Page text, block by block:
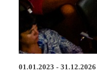
01.01.2023 - 31.12.2026